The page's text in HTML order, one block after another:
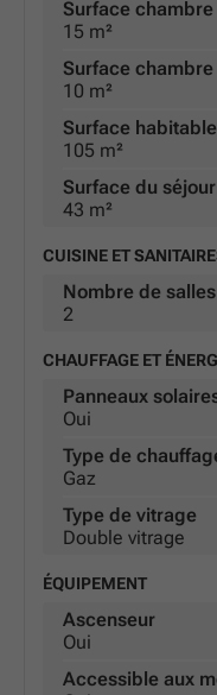
Surface chambre
15 m²
Surface
10 m²
Surface habitable
105 m²
Surface du séjour
43 m²
CUISINE ET
Nombre de
2
CHAUFFAGE ET
Panneaux
Oui
Type de
Gaz
Type de vitrage
Double vitrage
ÉQUIPEMENT
Ascenseur
Oui
Accessible aux